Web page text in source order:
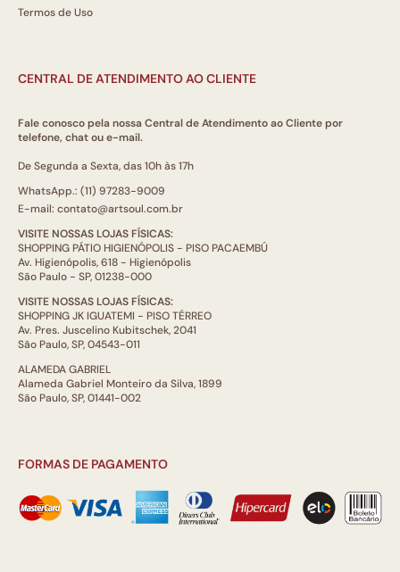
Termos de Uso
CENTRAL DE ATENDIMENTO AO CLIENTE
Fale conosco pela nossa Central de Atendimento ao Cliente por
telefone, chat ou e-mail.
De Segunda a Sexta, das 10h às 17h
WhatsApp.: (11) 97283-9009
E-mail: contato@artsoul.com.br
VISITE NOSSAS LOJAS FÍSICAS:
SHOPPING PÁTIO HIGIENÓPOLIS - PISO PACAEMBÚ
Av. Higienópolis, 618 - Higienópolis
São Paulo - SP, 01238-000
VISITE NOSSAS LOJAS FÍSICAS:
SHOPPING JK IGUATEMI - PISO TÉRREO
Av. Pres. Juscelino Kubitschek, 2041
São Paulo, SP, 04543-011
ALAMEDA GABRIEL
Alameda Gabriel Monteiro da Silva, 1899
São Paulo, SP, 01441-002
FORMAS DE PAGAMENTO